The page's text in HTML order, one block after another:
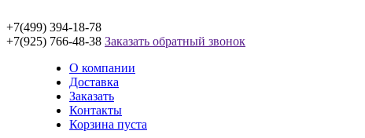
+7(499) 394-18-78
+7(925) 766-48-38 Заказать обратный звонок
О компании
Доставка
Заказать
Контакты
Корзина пуста